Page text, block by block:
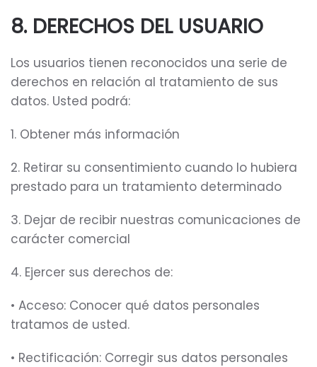
8. DERECHOS DEL USUARIO
Los usuarios tienen reconocidos una serie de
derechos en relación al tratamiento de sus
datos. Usted podrá:
1. Obtener más información
2. Retirar su consentimiento cuando lo hubiera
prestado para un tratamiento determinado
3. Dejar de recibir nuestras comunicaciones de
carácter comercial
4. Ejercer sus derechos de:
• Acceso: Conocer qué datos personales
tratamos de usted.
• Rectificación: Corregir sus datos personales